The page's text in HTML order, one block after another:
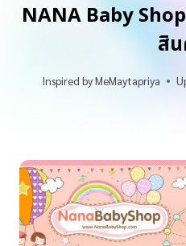
NANA Baby
สิ
Inspired byMeMaytapriya